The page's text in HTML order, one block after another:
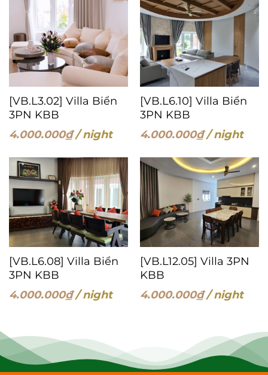
[VB.L3.02] Villa Biển
3PN KBB
4.000.000₫/ night
[VB.L6.10] Villa Biển
3PN KBB
4.000.000₫/ night
[VB.L6.08] Villa Biển
3PN KBB
4.000.000₫/ night
[VB.L12.05] Villa 3PN
KBB
4.000.000₫/ night